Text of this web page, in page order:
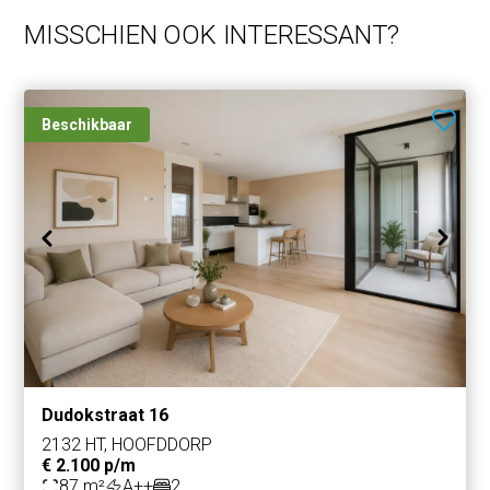
MISSCHIEN OOK INTERESSANT?
Beschikbaar
Dudokstraat 16
2132 HT, HOOFDDORP
€ 2.100 p/m